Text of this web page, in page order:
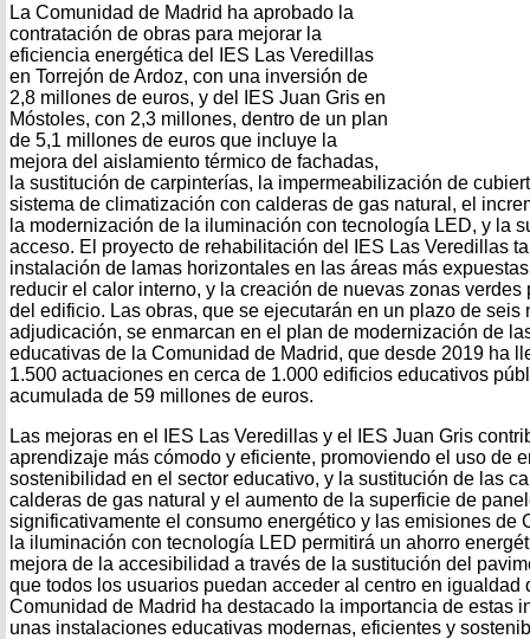
La Comunidad de Madrid ha aprobado la
contratación de obras para mejorar la
eficiencia energética del IES Las Veredillas
en Torrejón de Ardoz, con una inversión de
2,8 millones de euros, y del IES Juan Gris en
Móstoles, con 2,3 millones, dentro de un plan
de 5,1 millones de euros que incluye la
mejora del aislamiento térmico de fachadas,
la sustitución de carpinterías, la impermeabilización de
sistema de climatización con calderas de gas natural, el
la modernización de la iluminación con tecnología LED, y la
acceso. El proyecto de rehabilitación del IES Las Veredillas
instalación de lamas horizontales en las áreas más
reducir el calor interno, y la creación de nuevas zonas verdes
del edificio. Las obras, que se ejecutarán en un plazo de seis
adjudicación, se enmarcan en el plan de modernización de
educativas de la Comunidad de Madrid, que desde 2019 ha
1.500 actuaciones en cerca de 1.000 edificios educativos
acumulada de 59 millones de euros.
Las mejoras en el IES Las Veredillas y el IES Juan Gris
aprendizaje más cómodo y eficiente, promoviendo el uso de
sostenibilidad en el sector educativo, y la sustitución de las
calderas de gas natural y el aumento de la superficie de
significativamente el consumo energético y las emisiones de
la iluminación con tecnología LED permitirá un ahorro
mejora de la accesibilidad a través de la sustitución del
que todos los usuarios puedan acceder al centro en igualdad
Comunidad de Madrid ha destacado la importancia de estas
unas instalaciones educativas modernas, eficientes y